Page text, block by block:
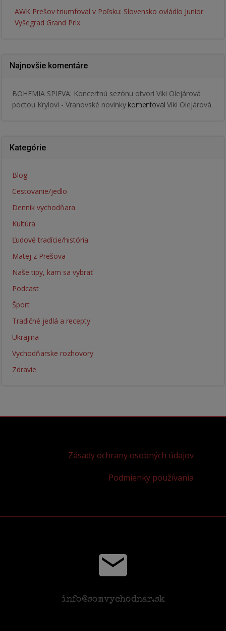
AWK Prešov triumfoval v Poľsku: Slovensko ovládlo Junior
Vyšegrad Grand Prix
Najnovšie komentáre
BOHEMIA SPIEVA: Koncertnú sezónu otvorí Viki Olejárová
poctou Krylovi - Vranovské novinky komentoval Viki Olejárová
Kategórie
Blog
Cestovanie/jedlo
Denník vychodňara
Kultúra
Ľudové tradície/história
Matej z Prešova
Naše tipy, kam sa vybrať
Podcast
Šport
Tradičné jedlá a recepty
Ukrajina
Vychodňarske rozhovory
Zdravie
Zásady ochrany osobných údajov
Podmienky používania
info@somvychodnar.sk